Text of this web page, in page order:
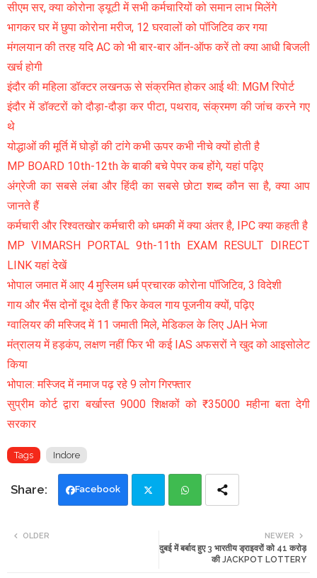
सीएम सर, क्या कोरोना ड्यूटी में सभी कर्मचारियों को समान लाभ मिलेंगे
भागकर घर में छुपा कोरोना मरीज, 12 घरवालों को पॉजिटिव कर गया
मंगलयान की तरह यदि AC को भी बार-बार ऑन-ऑफ करें तो क्या आधी बिजली
खर्च होगी
इंदौर की महिला डॉक्टर लखनऊ से संक्रमित होकर आई थी: MGM रिपोर्ट
इंदौर में डॉक्टरों को दौड़ा-दौड़ा कर पीटा, पथराव, संक्रमण की जांच करने गए
थे
योद्धाओं की मूर्ति में घोड़ों की टांगे कभी ऊपर कभी नीचे क्यों होती है
MP BOARD 10th-12th के बाकी बचे पेपर कब होंगे, यहां पढ़िए
अंग्रेजी का सबसे लंबा और हिंदी का सबसे छोटा शब्द कौन सा है, क्या आप
जानते हैं
कर्मचारी और रिश्वतखोर कर्मचारी को धमकी में क्या अंतर है, IPC क्या कहती है
MP VIMARSH PORTAL 9th-11th EXAM RESULT DIRECT
LINK यहां देखें
भोपाल जमात में आए 4 मुस्लिम धर्म प्रचारक कोरोना पॉजिटिव, 3 विदेशी
गाय और भैंस दोनों दूध देती हैं फिर केवल गाय पूजनीय क्यों, पढ़िए
ग्वालियर की मस्जिद में 11 जमाती मिले, मेडिकल के लिए JAH भेजा
मंत्रालय में हड़कंप, लक्षण नहीं फिर भी कई IAS अफसरों ने खुद को आइसोलेट
किया
भोपाल: मस्जिद में नमाज पढ़ रहे 9 लोग गिरफ्तार
सुप्रीम कोर्ट द्वारा बर्खास्त 9000 शिक्षकों को ₹35000 महीना बता देगी
सरकार
Tags Indore
Facebook
ats
NEWER
दुबई में बर्बाद हुए 3 भारतीय ड्राइवरों को 41 करोड़
की JACKPOT LOTTERY
OLDER